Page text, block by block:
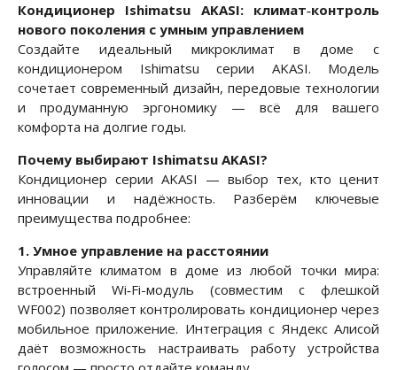
Кондиционер Ishimatsu AKASI: климат‑контроль
нового поколения с умным управлением
Создайте идеальный микроклимат в доме с
кондиционером Ishimatsu серии AKASI. Модель
сочетает современный дизайн, передовые технологии
и продуманную эргономику — всё для вашего
комфорта на долгие годы.
Почему выбирают Ishimatsu AKASI?
Кондиционер серии AKASI — выбор тех, кто ценит
инновации и надёжность. Разберём ключевые
преимущества подробнее:
1. Умное управление на расстоянии
Управляйте климатом в доме из любой точки мира:
встроенный Wi‑Fi-модуль (совместим с флешкой
WF002) позволяет контролировать кондиционер через
мобильное приложение. Интеграция с Яндекс Алисой
даёт возможность настраивать работу устройства